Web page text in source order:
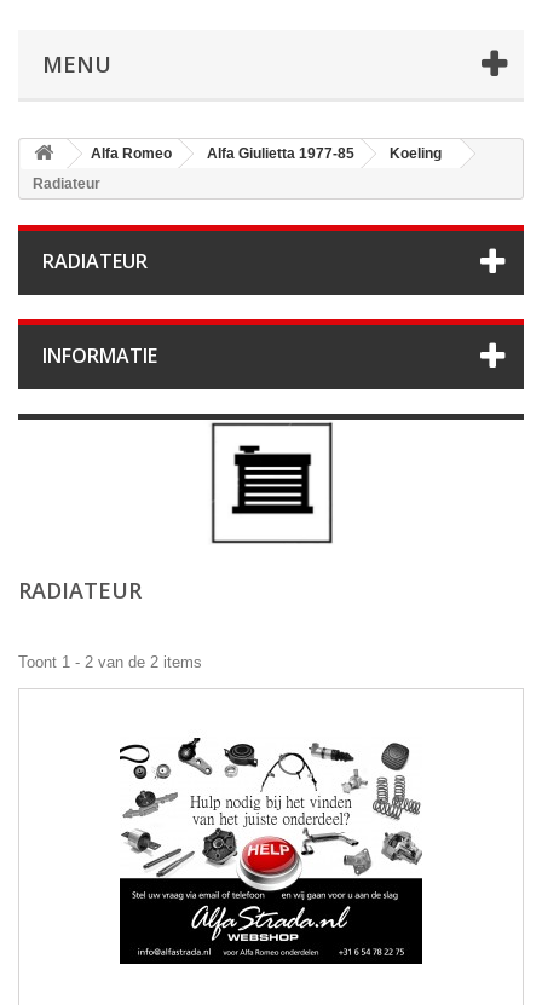
MENU
Alfa Romeo Alfa Giulietta 1977-85
Koeling
Radiateur
RADIATEUR
INFORMATIE
RADIATEUR
Toont 1 - 2 van de 2 items